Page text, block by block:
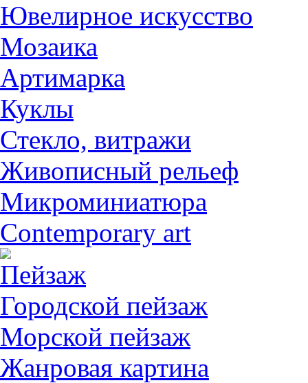
Ювелирное искусство
Мозаика
Артимарка
Куклы
Стекло, витражи
Живописный рельеф
Микроминиатюра
Contemporary art
Пейзаж
Городской пейзаж
Морской пейзаж
Жанровая картина